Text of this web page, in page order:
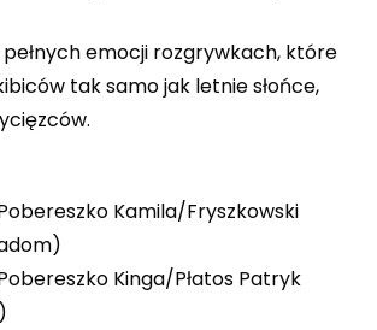
emocji rozgrywkach, które
tak samo jak letnie słońce,
Kamila/Fryszkowski
Kinga/Płatos Patryk